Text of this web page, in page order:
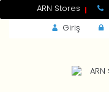
ARN Stores
Giriş